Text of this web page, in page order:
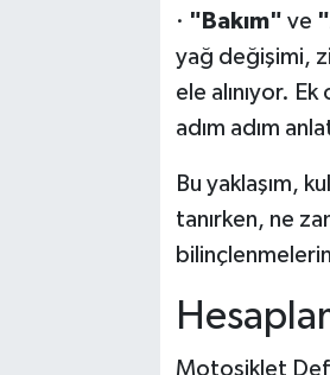
· "Bakım" ve
yağ değişimi,
ele alınıyor.
adım adım
Bu yaklaşım,
tanırken, ne
Motosiklet